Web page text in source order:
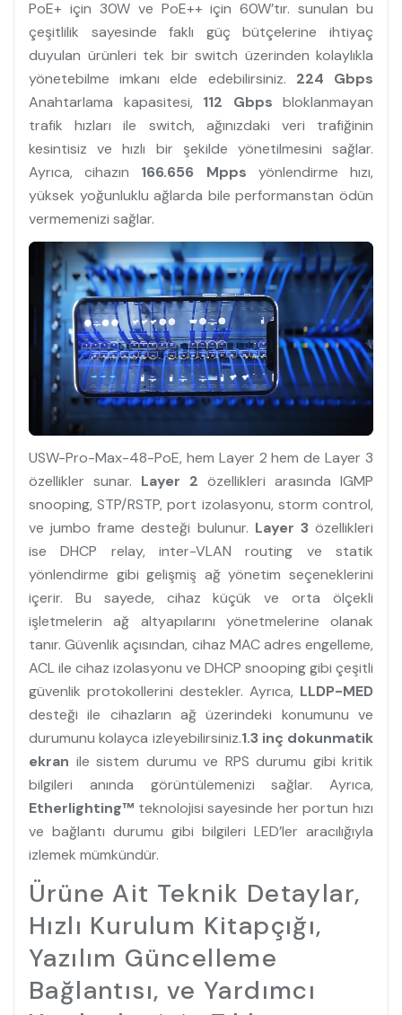
PoE+ için 30W ve PoE++ için 60W’tır. sunulan bu
çeşitlilik sayesinde faklı güç bütçelerine ihtiyaç
duyulan ürünleri tek bir switch üzerinden kolaylıkla
yönetebilme imkanı elde edebilirsiniz. 224 Gbps
Anahtarlama kapasitesi, 112 Gbps bloklanmayan
trafik hızları ile switch, ağınızdaki veri trafiğinin
kesintisiz ve hızlı bir şekilde yönetilmesini sağlar.
Ayrıca, cihazın 166.656 Mpps yönlendirme hızı,
yüksek yoğunluklu ağlarda bile performanstan ödün
vermemenizi sağlar.
USW-Pro-Max-48-PoE, hem Layer 2 hem de Layer 3
özellikler sunar. Layer 2 özellikleri arasında IGMP
snooping, STP/RSTP, port izolasyonu, storm control,
ve jumbo frame desteği bulunur. Layer 3 özellikleri
ise DHCP relay, inter-VLAN routing ve statik
yönlendirme gibi gelişmiş ağ yönetim seçeneklerini
içerir. Bu sayede, cihaz küçük ve orta ölçekli
işletmelerin ağ altyapılarını yönetmelerine olanak
tanır. Güvenlik açısından, cihaz MAC adres engelleme,
ACL ile cihaz izolasyonu ve DHCP snooping gibi çeşitli
güvenlik protokollerini destekler. Ayrıca, LLDP-MED
desteği ile cihazların ağ üzerindeki konumunu ve
durumunu kolayca izleyebilirsiniz.1.3 inç dokunmatik
ekran ile sistem durumu ve RPS durumu gibi kritik
bilgileri anında görüntülemenizi sağlar. Ayrıca,
Etherlighting™ teknolojisi sayesinde her portun hızı
ve bağlantı durumu gibi bilgileri LED’ler aracılığıyla
izlemek mümkündür.
Ürüne Ait Teknik Detaylar,
Hızlı Kurulum Kitapçığı,
Yazılım Güncelleme
Bağlantısı, ve Yardımcı